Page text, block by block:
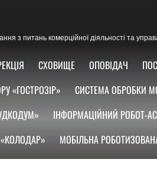
з питань комерційної діяльності та
СХОВИЩЕ ОПОВІДАЧ
«ГОСТРОЗІР»
СИСТЕМА ОБРОБКИ
ІНФОРМАЦІЙНИЙ РОБОТ-
МОБІЛЬНА